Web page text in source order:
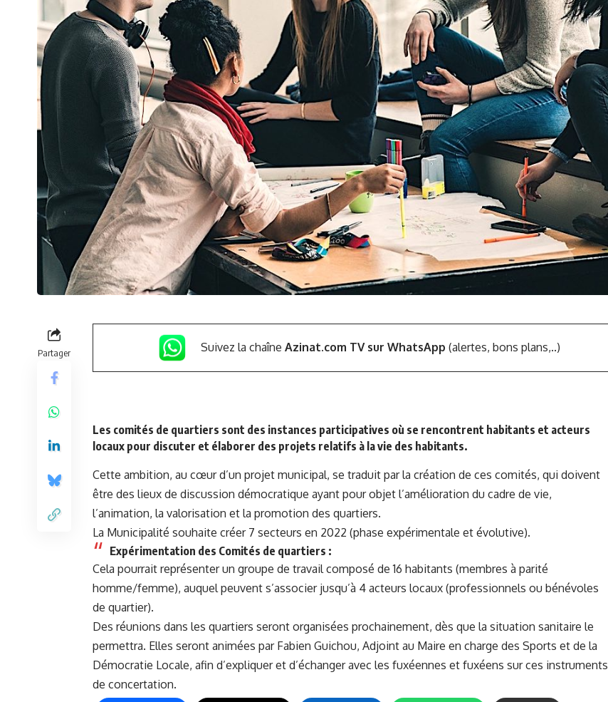
Partager Suivez la chaîne Azinat.com TV sur WhatsApp (alertes, bons plans,..)
Les comités de quartiers sont des instances participatives où se rencontrent habitants et acteurs
locaux pour discuter et élaborer des projets relatifs à la vie des habitants.
Cette ambition, au cœur d’un projet municipal, se traduit par la création de ces comités, qui doivent
être des lieux de discussion démocratique ayant pour objet l’amélioration du cadre de vie,
l’animation, la valorisation et la promotion des quartiers.
La Municipalité souhaite créer 7 secteurs en 2022 (phase expérimentale et évolutive).
Expérimentation des Comités de quartiers :
Cela pourrait représenter un groupe de travail composé de 16 habitants (membres à parité
homme/femme), auquel peuvent s’associer jusqu’à 4 acteurs locaux (professionnels ou bénévoles
de quartier).
Des réunions dans les quartiers seront organisées prochainement, dès que la situation sanitaire le
permettra. Elles seront animées par Fabien Guichou, Adjoint au Maire en charge des Sports et de la
Démocratie Locale, afin d’expliquer et d’échanger avec les fuxéennes et fuxéens sur ces instruments
de concertation.